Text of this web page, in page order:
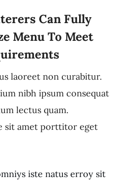
Can Fully
Menu To Meet
laoreet non curabitur.
nibh ipsum consequat
lectus quam.
sit amet porttitor eget
iste natus erroy sit